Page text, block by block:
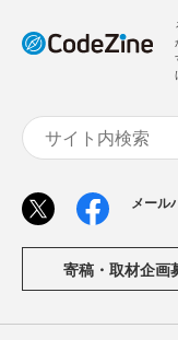
メール
寄稿・取材企画